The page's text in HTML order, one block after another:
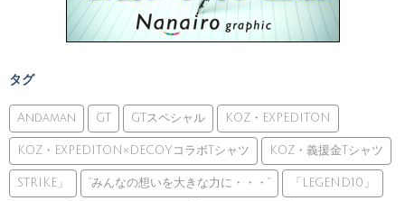
タグ
Andaman GT GTスペシャル KOZ・EXPEDITON
KOZ・EXPEDITON×DECOYコラボTシャツ KOZ・義援金Tシャツ
STRIKE」 ”みんなの想いを大きな力に・・・” 「LEGEND10」